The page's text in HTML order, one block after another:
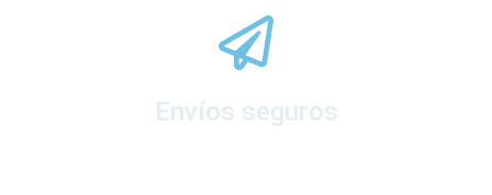
Envíos seguros